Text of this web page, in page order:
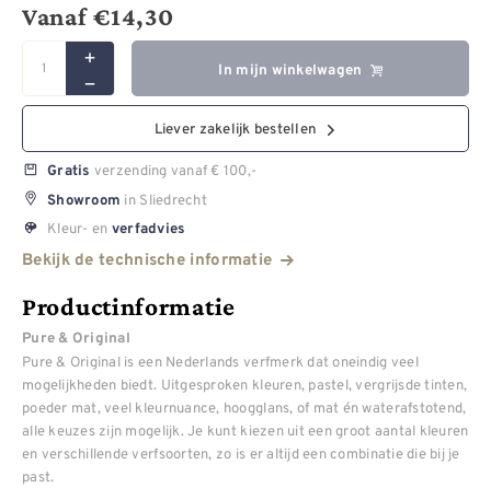
Vanaf€14,30
In mijn winkelwagen
Liever zakelijk bestellen
Gratis verzending vanaf € 100,-
Showroom in Sliedrecht
Kleur- en verfadvies
Bekijk de technische informatie
Productinformatie
Pure & Original
Pure & Original is een Nederlands verfmerk dat oneindig veel
mogelijkheden biedt. Uitgesproken kleuren, pastel, vergrijsde tinten,
poeder mat, veel kleurnuance, hoogglans, of mat én waterafstotend,
alle keuzes zijn mogelijk. Je kunt kiezen uit een groot aantal kleuren
en verschillende verfsoorten, zo is er altijd een combinatie die bij je
past.